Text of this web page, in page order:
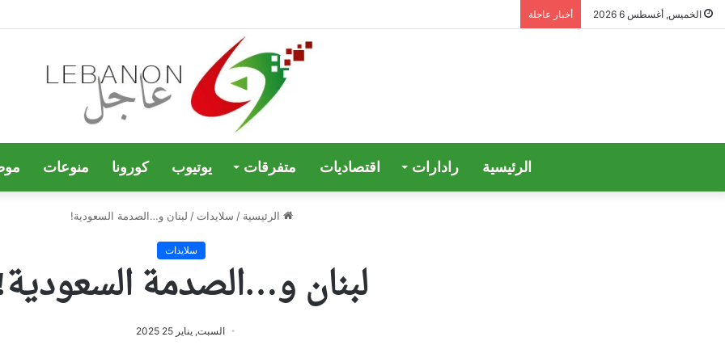
الخميس, أغسطس 6 2026 أخبار عاجلة
الرئيسية رادارات اقتصاديات متفرقات يوتيوب كورونا منوعات
الرئيسية / سلايدات / لبنان و…الصدمة السعودية!
سلايدات
لبنان و…الصدمة
السبت, يناير 25 2025